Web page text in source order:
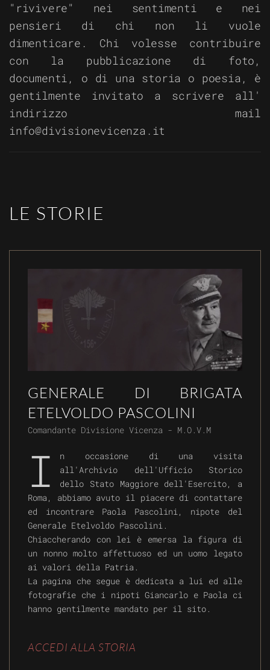
"rivivere" nei sentimenti e nei
pensieri di chi non li vuole
dimenticare. Chi volesse contribuire
con la pubblicazione di foto,
documenti, o di una storia o poesia, è
gentilmente invitato a scrivere all'
indirizzo mail
info@divisionevicenza.it
LE STORIE
GENERALE DI BRIGATA
ETELVOLDO PASCOLINI
Comandante Divisione Vicenza - M.O.V.M
I
n occasione di una visita
all'Archivio dell'Ufficio Storico
dello Stato Maggiore dell'Esercito, a
Roma, abbiamo avuto il piacere di contattare
ed incontrare Paola Pascolini, nipote del
Generale Etelvoldo Pascolini.
Chiaccherando con lei è emersa la figura di
un nonno molto affettuoso ed un uomo legato
ai valori della Patria.
La pagina che segue è dedicata a lui ed alle
fotografie che i nipoti Giancarlo e Paola ci
hanno gentilmente mandato per il sito.
ACCEDI ALLA STORIA